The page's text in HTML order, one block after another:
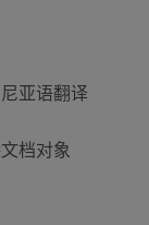
亚语翻译
档对象